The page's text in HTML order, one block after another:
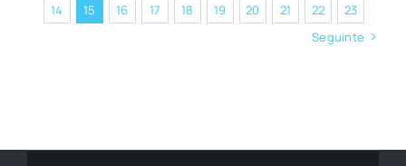
14
15 16 17 18 19 20 21 22
23
Seguinte